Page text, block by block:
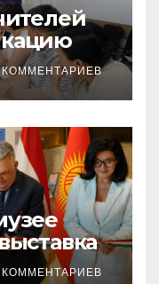
КОММЕНТАРИЕВ
КОММЕНТАРИЕВ